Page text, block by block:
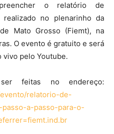
o relatório de
realizado no plenarinho da
Mato Grosso (Fiemt), na
O evento é gratuito e será
vivo pelo Youtube.
feitas no endereço:
relatorio-de-
a-passo-para-o-